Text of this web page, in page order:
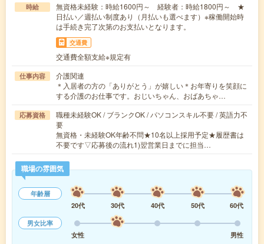
時給
無資格未経験：時給1600円～ 経験者：時給1800円～ ★
日払い／週払い制度あり（月払いも選べます）※稼働開始時
は手続き完了次第のお支払いとなります。
交通費
交通費全額支給※規定有
仕事内容
介護関連
＊入居者の方の「ありがとう」が嬉しい＊お年寄りを笑顔に
する介護のお仕事です。おじいちゃん、おばあちゃ…
応募資格
職種未経験OK / ブランクOK / パソコンスキル不要 / 英語力不
要
無資格・未経験OK年齢不問★10名以上採用予定★履歴書は
不要です▽応募後の流れ1)翌営業日までに担当…
職場の雰囲気
年齢層
20代
30代 40代 50代
60代
男女比率
女性
男性